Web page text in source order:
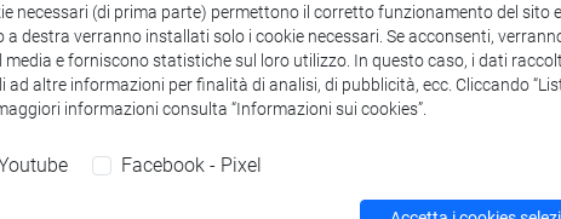
Programma
necessari (di prima parte) permettono il corretto funzionamento del
a destra verranno installati solo i cookie necessari. Se acconsenti,
e forniscono statistiche sul loro utilizzo. In questo caso, i dati
altre informazioni per finalità di analisi, di pubblicità, ecc. Cliccando
informazioni consulta “Informazioni sui cookies”.
Facebook - Pixel